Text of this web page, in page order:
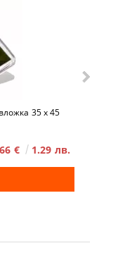
35 x 45
€ 1.29 лв.